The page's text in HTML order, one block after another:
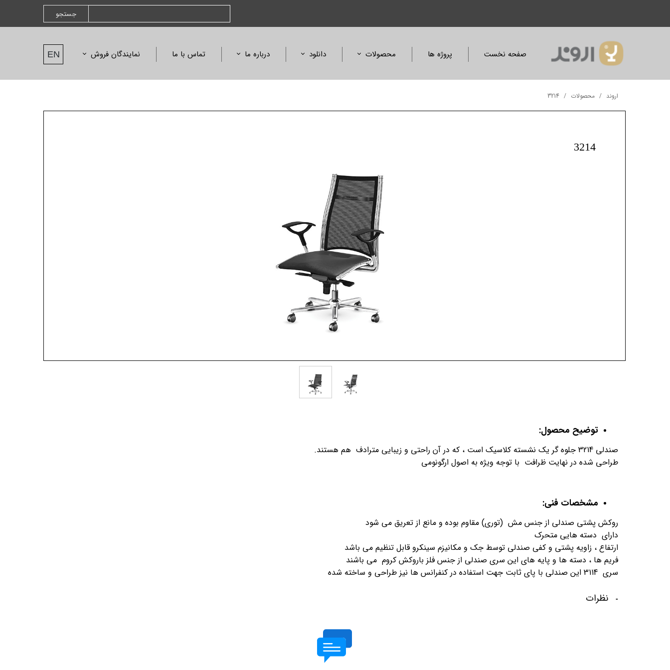
جستجو
صفحه نخست پروژه ها
محصولات
صندلی
دانلود
کاتالوگ محصولات
درباره ما
بیانیه مأموریت
تماس با ما
نمایندگان فروش
نمایندگان فروش
EN
اروند محصولات 3214
3214
توضیح محصول:
صندلی 3214 جلوه گر یک نشسته کلاسیک است ، که در آن راحتی و زیبایی مترادف هم هستند.
طراحی شده در نهایت ظرافت با توجه ویژه به اصول ارگونومی
مشخصات فنی:
روکش پشتی صندلی از جنس مش (توری) مقاوم بوده و مانع از تعریق می شود
دارای دسته هایی متحرک
ارتفاع ، زاویه پشتی و کفی صندلی توسط جک و مکانیزم سینکرو قابل تنظیم می باشد
فریم ها ، دسته ها و پایه های این سری صندلی از جنس فلز باروکش کروم می باشند
سری 3114 این صندلی با پای ثابت جهت استفاده در کنفرانس ها نیز طراحی و ساخته شده
نظرات